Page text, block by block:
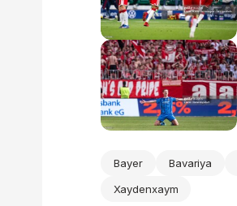
Bayer Bavariya
Xaydenxaym